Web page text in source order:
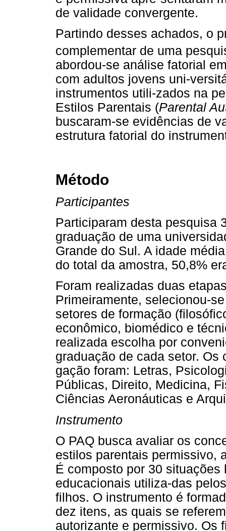
de validade convergente.
Partindo desses achados, o
complementar de uma
abordou-se análise fatorial
com adultos jovens uni-
instrumentos utili-zados na
Estilos Parentais (Parental
buscaram-se evidências de
estrutura fatorial do
Método
Participantes
Participaram desta pesquisa
graduação de uma
Grande do Sul. A idade
do total da amostra, 50,8%
Foram realizadas duas
Primeiramente, selecionou-
setores de formação
econômico, biomédico e
realizada escolha por
graduação de cada setor.
gação foram: Letras,
Públicas, Direito, Medicina,
Ciências Aeronáuticas e
Instrumento
O PAQ busca avaliar os
estilos parentais permissivo,
É composto por 30
educacionais utiliza-das
filhos. O instrumento é
dez itens, as quais se
autorizante e permissivo. Os